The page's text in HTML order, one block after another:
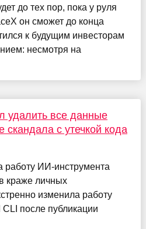
до тех пор, пока у руля
он сможет до конца
к будущим инвесторам
несмотря на
удалить все данные
скандала с утечкой кода
работу ИИ-инструмента
краже личных
изменила работу
после публикации